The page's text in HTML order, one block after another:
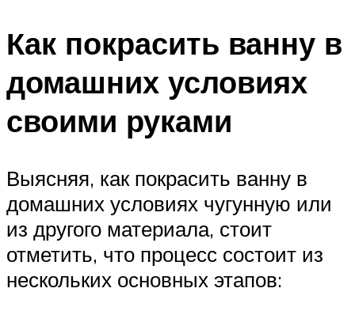
Как покрасить ванну в
домашних условиях
своими руками
Выясняя, как покрасить ванну в
домашних условиях чугунную или
из другого материала, стоит
отметить, что процесс состоит из
нескольких основных этапов: